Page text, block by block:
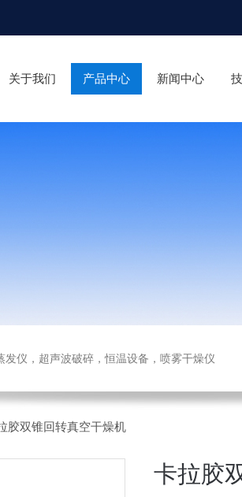
关于我们 产品中心 新闻中心
仪，超声波破碎，恒温设备，喷雾干燥仪
胶双锥回转真空干燥机
卡拉胶